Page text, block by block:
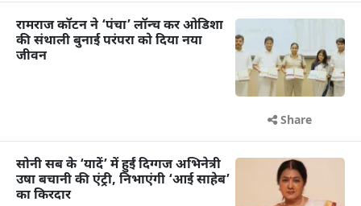
रामराज कॉटन ने ‘पंचा’ लॉन्च कर ओडिशा
की संथाली बुनाई परंपरा को दिया नया
जीवन
Share
सोनी सब के ‘यादें’ में हुईं दिग्गज अभिनेत्री
उषा बचानी की एंट्री, निभाएंगी ‘आई साहेब’
का किरदार